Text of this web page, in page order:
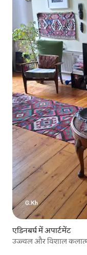
एडिनबर्घ में अपार्टमेंट
उज्ज्वल और विशाल